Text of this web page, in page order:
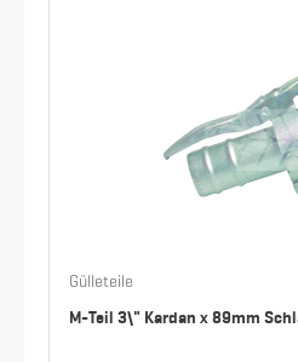
Gülleteile
M-Teil 3\" Kardan x 89mm